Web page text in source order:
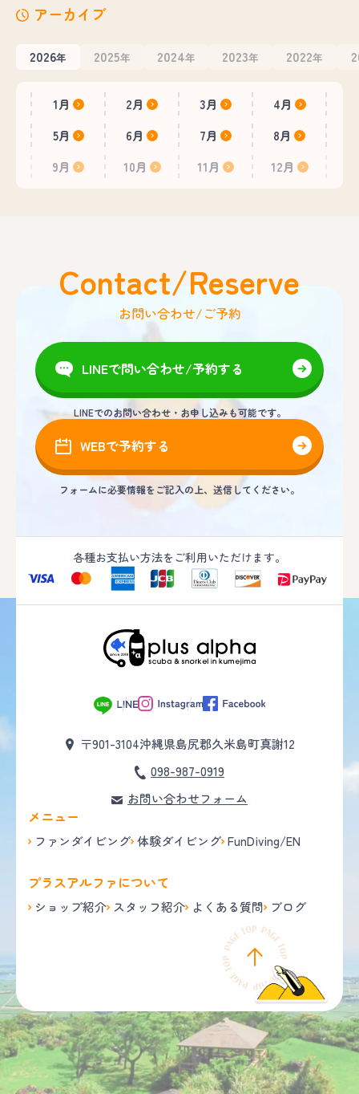
アーカイブ
2026年 2025年 2024年 2023年 2022年
1月 2月 3月
4月
5月
6月 7月
8月
9月
10月 11月 12月
Contact/Reserve
お問い合わせ/ご予約
LINEで問い合わせ/予約する
LINEでのお問い合わせ・お申し込みも可能です。
WEBで予約する
フォームに必要情報をご記入の上、送信してください。
各種お支払い方法をご利用いただけます。
〒901-3104沖縄県島尻郡久米島町真謝12
098-987-0919
お問い合わせフォーム
メニュー
ファンダイビング 体験ダイビング FunDiving/EN
プラスアルファについて
ショップ紹介 スタッフ紹介 よくある質問 ブログ